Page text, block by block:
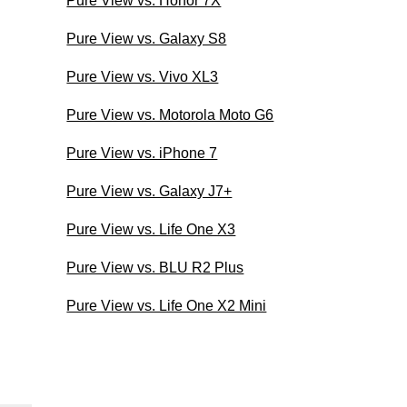
Pure View vs. Galaxy S8
Pure View vs. Vivo XL3
Pure View vs. Motorola Moto G6
Pure View vs. iPhone 7
Pure View vs. Galaxy J7+
Pure View vs. Life One X3
Pure View vs. BLU R2 Plus
Pure View vs. Life One X2 Mini